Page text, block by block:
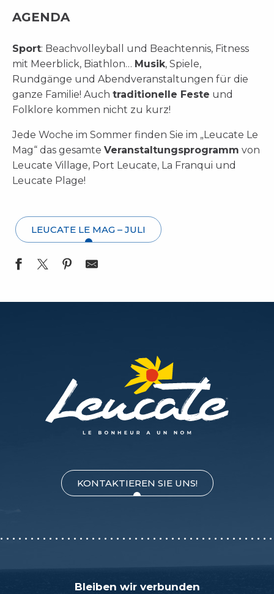
AGENDA
Sport: Beachvolleyball und Beachtennis, Fitness
mit Meerblick, Biathlon… Musik, Spiele,
Rundgänge und Abendveranstaltungen für die
ganze Familie! Auch traditionelle Feste und
Folklore kommen nicht zu kurz!
Jede Woche im Sommer finden Sie im „Leucate Le
Mag“ das gesamte Veranstaltungsprogramm von
Leucate Village, Port Leucate, La Franqui und
Leucate Plage!
LEUCATE LE MAG – JULI
Marché Art, Artisanat & Saveurs - Leucate Village
Sorties course et marche nordique avec l'Enjambée
Cap Jeux et La Bibliothèque de la Mer
Marché Nocturne de Port Leucate
Soirées au Restaurant Face Al Mar et au Restaurant
Les soirées concert du Cutty Sark
KONTAKTIEREN SIE UNS!
Bleiben wir verbunden